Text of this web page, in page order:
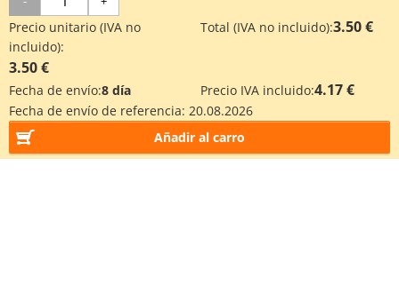
Precio unitario (IVA no
incluido):
3.50 €
Total (IVA no incluido):3.50 €
Fecha de envío:8 día Precio IVA incluido:4.17 €
Fecha de envío de referencia: 20.08.2026
Añadir al carro